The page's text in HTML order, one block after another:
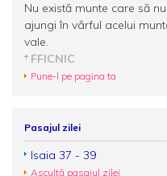
Nu există munte care să
ajungi în vârful acelui
vale.
FFICNIC
Pune-l pe pagina ta
Pasajul zilei
Isaia 37 - 39
Ascultă pasajul zilei